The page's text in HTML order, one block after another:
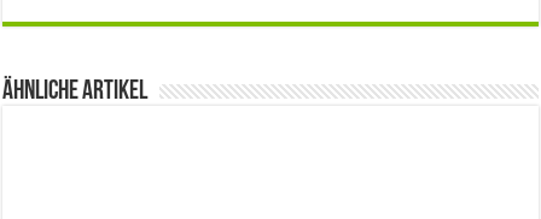
Ähnliche Artikel